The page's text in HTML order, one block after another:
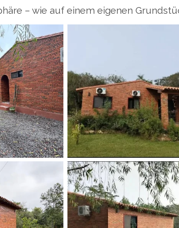
– wie auf einem eigenen